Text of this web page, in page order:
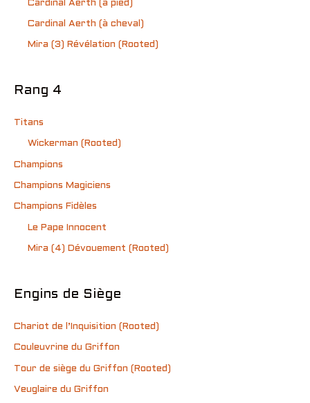
Cardinal Aerth (à pied)
Cardinal Aerth (à cheval)
Mira (3) Révélation (Rooted)
Rang 4
Titans
Wickerman (Rooted)
Champions
Champions Magiciens
Champions Fidèles
Le Pape Innocent
Mira (4) Dévouement (Rooted)
Engins de Siège
Chariot de l’Inquisition (Rooted)
Couleuvrine du Griffon
Tour de siège du Griffon (Rooted)
Veuglaire du Griffon